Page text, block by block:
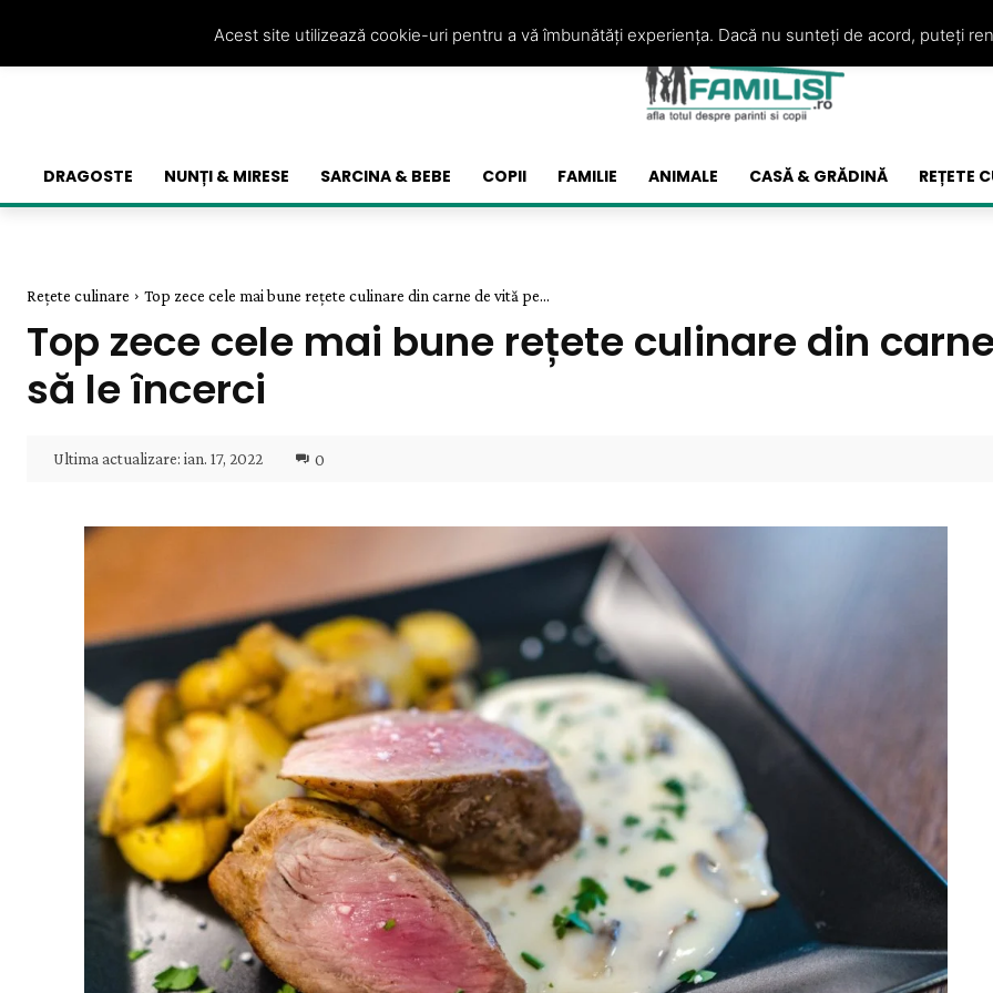
DRAGOSTE NUNȚI & MIRESE SARCINA & BEBE COPII FAMILIE ANIMALE CASĂ & GRĂDINĂ REȚETE
Rețete culinare Top zece cele mai bune rețete culinare din carne de vită pe...
Top zece cele mai bune rețete culinare din
să le încerci
Ultima actualizare: ian. 17, 2022 0
Acest site utilizează cookie-uri pentru a vă îmbunătăți experiența. Dacă nu sunteți de acord, puteți